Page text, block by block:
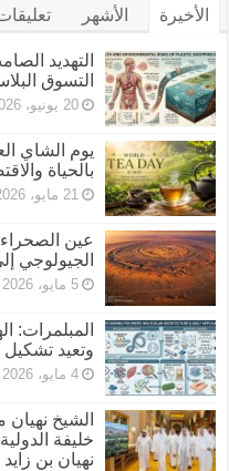
الأخيرة الأشهر
التهديد
التسوق
20 يونيو، 2026
يوم الشاي
بالحياة
21 مايو، 2026
عين الصحراء
الجيولوجي
5 مايو، 2026
المبلمرات:
وتعيد تشكيل
4 مايو، 2026
الشيخ نهيان
خليفة
نهيان بن زايد